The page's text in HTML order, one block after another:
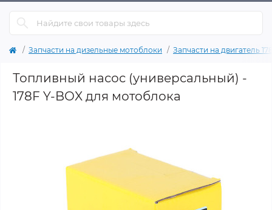
Запчасти на дизельные мотоблоки Запчасти на двигатель
Топливный насос (универсальный) -
178F Y-BOX для мотоблока